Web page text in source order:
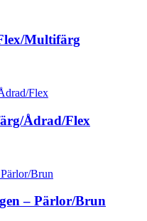
Multifärg
Ådrad/Flex
– Pärlor/Brun